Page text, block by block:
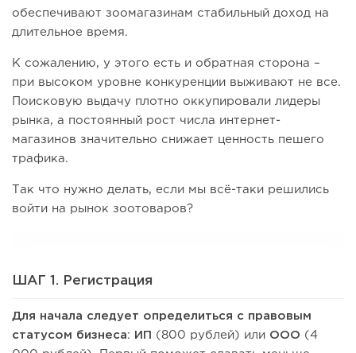
обеспечивают зоомагазинам стабильный доход на
длительное время.
К сожалению, у этого есть и обратная сторона –
при высоком уровне конкуренции выживают не все.
Поисковую выдачу плотно оккупировали лидеры
рынка, а постоянный рост числа интернет-
магазинов значительно снижает ценность пешего
трафика.
Так что нужно делать, если мы всё-таки решились
войти на рынок зоотоваров?
ШАГ 1. Регистрация
Для начала следует определиться с правовым
статусом бизнеса: ИП (800 рублей) или ООО (4